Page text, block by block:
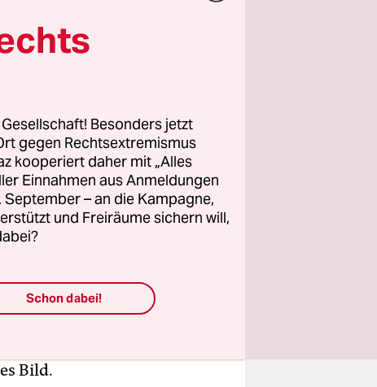
im
in die
Jahren
in den
wir
Bild.
Besonders jetzt
gegen Rechtsextremismus
kooperiert daher mit „Alles
Einnahmen aus Anmeldungen
September – an die Kampagne,
und Freiräume sichern will,
Schon dabei!